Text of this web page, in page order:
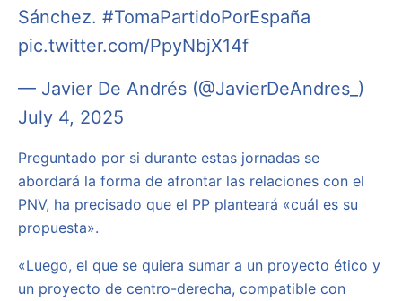
Sánchez. #TomaPartidoPorEspaña
pic.twitter.com/PpyNbjX14f
— Javier De Andrés (@JavierDeAndres_)
July 4, 2025
Preguntado por si durante estas jornadas se
abordará la forma de afrontar las relaciones con el
PNV, ha precisado que el PP planteará «cuál es su
propuesta».
«Luego, el que se quiera sumar a un proyecto ético y
un proyecto de centro-derecha, compatible con